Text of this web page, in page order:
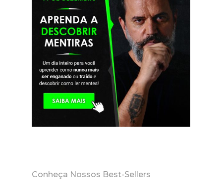
Conheça Nossos Best-Sellers